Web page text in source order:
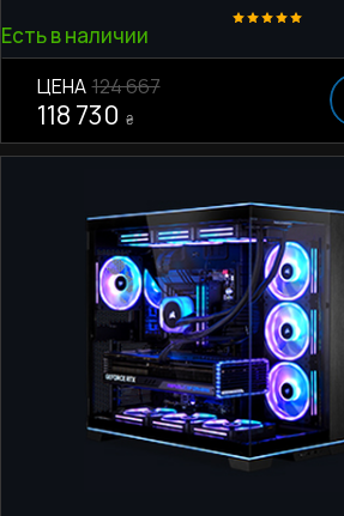
Есть в наличии
ЦЕНА 124 667
118 730 ₴